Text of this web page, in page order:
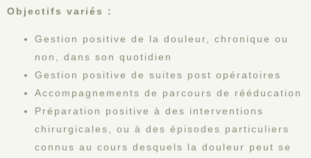
Objectifs variés :
Gestion positive de la douleur, chronique ou
non, dans son quotidien
Gestion positive de suites post opératoires
Accompagnements de parcours de rééducation
Préparation positive à des interventions
chirurgicales, ou à des épisodes particuliers
connus au cours desquels la douleur peut se